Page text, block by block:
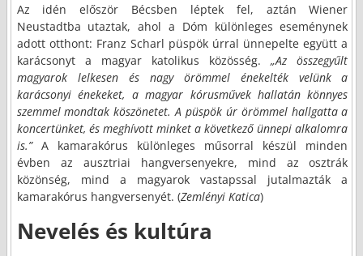
Az idén először Bécsben léptek fel, aztán Wiener
Neustadtba utaztak, ahol a Dóm különleges eseménynek
adott otthont: Franz Scharl püspök úrral ünnepelte együtt a
karácsonyt a magyar katolikus közösség.„Az összegyűlt
magyarok lelkesen és nagy örömmel énekelték velünk a
karácsonyi énekeket, a magyar kórusművek hallatán könnyes
szemmel mondtak köszönetet. A püspök úr örömmel hallgatta a
koncertünket, és meghívott minket a következő ünnepi alkalomra
is.”A kamarakórus különleges műsorral készül minden
évben az ausztriai hangversenyekre, mind az osztrák
közönség, mind a magyarok vastapssal jutalmazták a
kamarakórus hangversenyét. (Zemlényi Katica)
Nevelés és kultúra